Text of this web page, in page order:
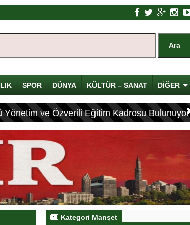
SPOR DÜNYA KÜLTÜR – SANAT DİĞER
Yönetim ve Özverili Eğitim Kadrosu Bulunuyor
Kategori Manşet